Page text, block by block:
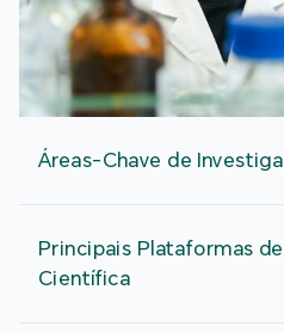
Áreas-Chave de
Principais Plataformas
Científica